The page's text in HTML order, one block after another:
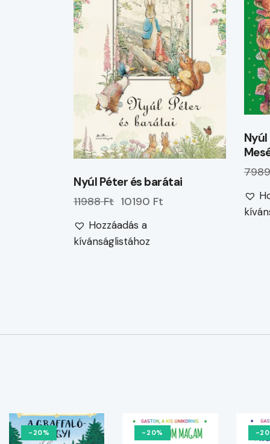
Nyúl Péter és barátai
11988 Ft 10190 Ft
Hozzáadás a
kívánságlistához
-20% -20% -